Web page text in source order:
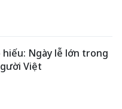
hiếu: Ngày lễ lớn trong
Việt